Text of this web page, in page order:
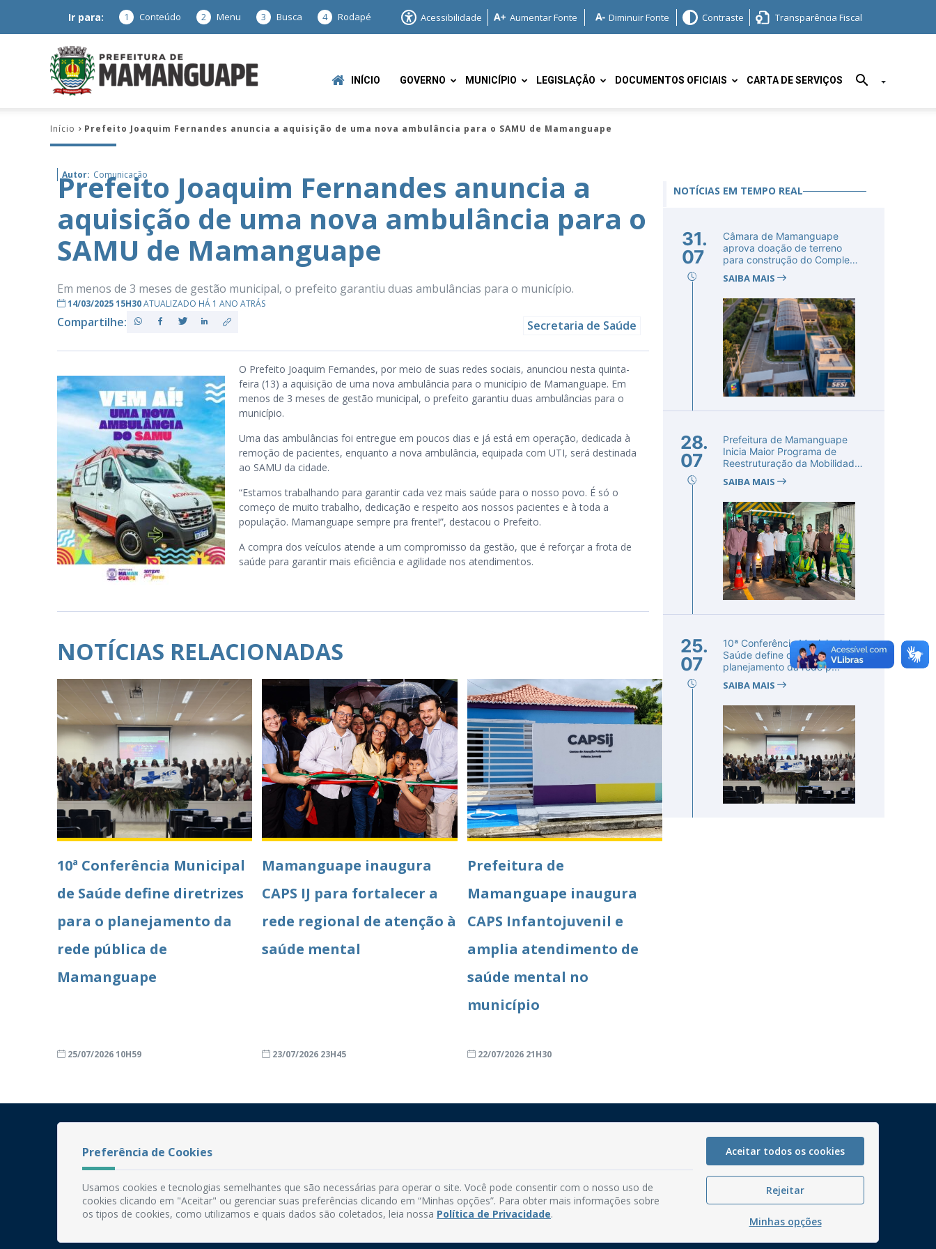
Ir para: 1 Conteúdo 2 Menu 3 Busca 4 Rodapé Acessibilidade Aumentar Fonte Diminuir Fonte Contraste Transparência Fiscal
Mamanguape
–
PB
INÍCIO GOVERNO MUNICÍPIO LEGISLAÇÃO DOCUMENTOS OFICIAIS CARTA DE SERVIÇOS
Início Prefeito Joaquim Fernandes anuncia a aquisição de uma nova ambulância para o SAMU de Mamanguape
Autor: Comunicação
Prefeito Joaquim Fernandes anuncia a
aquisição de uma nova ambulância para o
SAMU de Mamanguape
Em menos de 3 meses de gestão municipal, o prefeito garantiu duas ambulâncias para o município.
14/03/2025 15H30ATUALIZADO HÁ 1 ANO ATRÁS
Compartilhe: Secretaria de Saúde
O Prefeito Joaquim Fernandes, por meio de suas redes sociais, anunciou nesta quinta-
feira (13) a aquisição de uma nova ambulância para o município de Mamanguape. Em
menos de 3 meses de gestão municipal, o prefeito garantiu duas ambulâncias para o
município.
Uma das ambulâncias foi entregue em poucos dias e já está em operação, dedicada à
remoção de pacientes, enquanto a nova ambulância, equipada com UTI, será destinada
ao SAMU da cidade.
“Estamos trabalhando para garantir cada vez mais saúde para o nosso povo. É só o
começo de muito trabalho, dedicação e respeito aos nossos pacientes e à toda a
população. Mamanguape sempre pra frente!”, destacou o Prefeito.
A compra dos veículos atende a um compromisso da gestão, que é reforçar a frota de
saúde para garantir mais eficiência e agilidade nos atendimentos.
NOTÍCIAS RELACIONADAS
10ª Conferência Municipal
de Saúde define diretrizes
para o planejamento da
rede pública de
Mamanguape
25/07/2026 10H59
Mamanguape inaugura
CAPS IJ para fortalecer a
rede regional de atenção à
saúde mental
23/07/2026 23H45
Prefeitura de
Mamanguape inaugura
CAPS Infantojuvenil e
amplia atendimento de
saúde mental no
município
22/07/2026 21H30
NOTÍCIAS EM TEMPO REAL
31.
07
Câmara de Mamanguape
aprova doação de terreno
para construção do Complexo
SAIBA MAIS
28.
07
Prefeitura de Mamanguape
Inicia Maior Programa de
Reestruturação da Mobilidade
SAIBA MAIS
25.
07
10ª Conferência Municipal de
Saúde define diretrizes para o
planejamento da rede p...
SAIBA MAIS
Fone: (83) 3292-2246
Email: comunicacao@mamanguape.pb.gov.br
Expediente: Segunda à Sexta, das 08h às 13h
Perguntas frequentes
Preferência de Cookies
Usamos cookies e tecnologias semelhantes que são necessárias para operar o site. Você pode consentir com o nosso uso de
cookies clicando em "Aceitar" ou gerenciar suas preferências clicando em “Minhas opções”. Para obter mais informações sobre
os tipos de cookies, como utilizamos e quais dados são coletados, leia nossa Política de Privacidade.
Aceitar todos os cookies
Rejeitar
Minhas opções